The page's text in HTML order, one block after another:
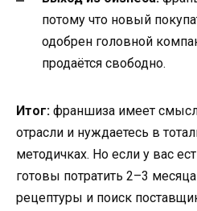
потому что новый
одобрен головной
продаётся свободно.
Итог: франшиза имеет
отрасли и нуждаетесь в
методичках. Но если у вас
готовы потратить 2–3
рецептуры и поиск